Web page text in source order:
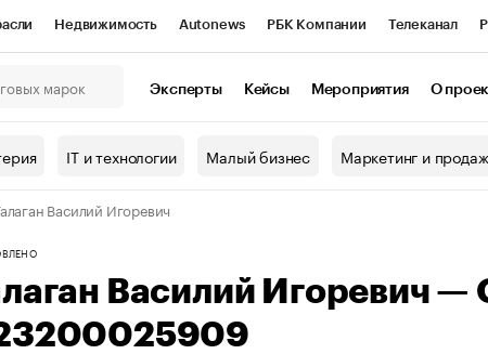
Недвижимость Autonews РБК Компании Телеканал
Проверка контрагентов
Эксперты Кейсы Мероприятия О
IT и технологии Малый бизнес Маркетинг и
Василий Игоревич
Василий Игоревич